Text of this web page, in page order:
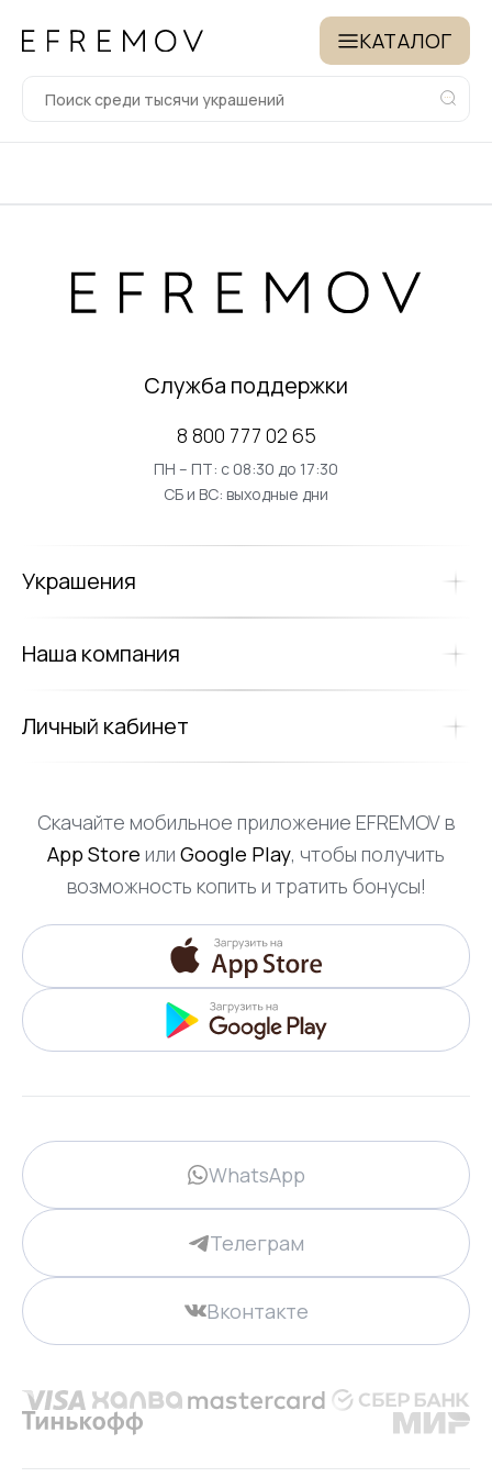
КАТАЛОГ
Служба поддержки
8 800 777 02 65
ПН – ПТ: с 08:30 до 17:30
СБ и ВС: выходные дни
Украшения
Наша компания
Личный кабинет
Скачайте мобильное приложение EFREMOV в
App Store или Google Play, чтобы получить
возможность копить и тратить бонусы!
WhatsApp
Телеграм
Вконтакте